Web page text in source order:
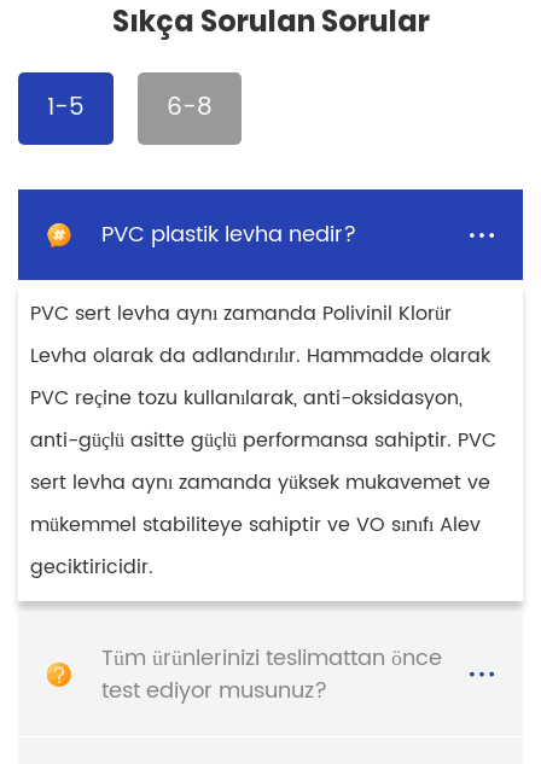
Sıkça Sorulan Sorular
1-5 6-8
PVC plastik levha nedir?
PVC sert levha aynı zamanda Polivinil Klorür
Levha olarak da adlandırılır. Hammadde olarak
PVC reçine tozu kullanılarak, anti-oksidasyon,
anti-güçlü asitte güçlü performansa sahiptir. PVC
sert levha aynı zamanda yüksek mukavemet ve
mükemmel stabiliteye sahiptir ve VO sınıfı Alev
geciktiricidir.
Tüm ürünlerinizi teslimattan önce
test ediyor musunuz?